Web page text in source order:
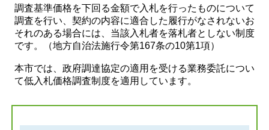
調査基準価格を下回る金額で入札を行ったものについて
調査を行い、契約の内容に適合した履行がなされないお
それのある場合には、当該入札者を落札者としない制度
です。（地方自治法施行令第167条の10第1項）
本市では、政府調達協定の適用を受ける業務委託につい
て低入札価格調査制度を適用しています。